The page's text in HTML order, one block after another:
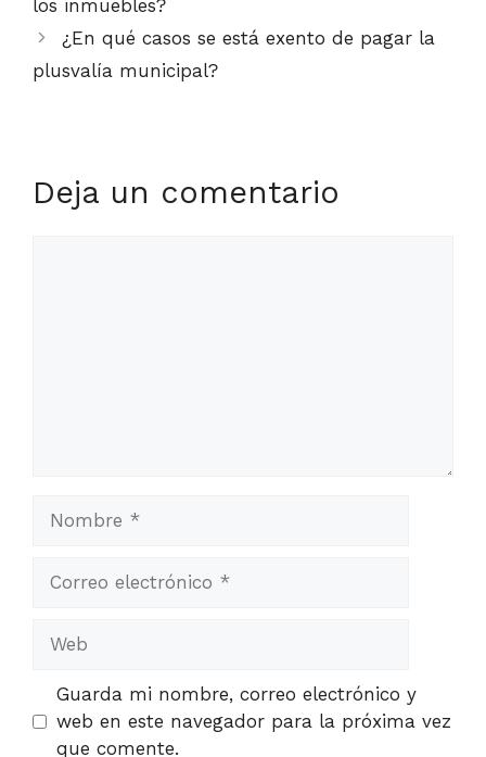
los inmuebles?
¿En qué casos se está exento de pagar la
plusvalía municipal?
Deja un comentario
Nombre
Guarda mi nombre, correo electrónico y
web en este navegador para la próxima vez
que comente.